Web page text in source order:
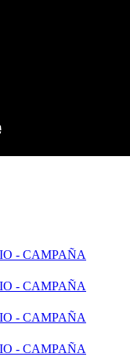
- CAMPAÑA
- CAMPAÑA
- CAMPAÑA
- CAMPAÑA